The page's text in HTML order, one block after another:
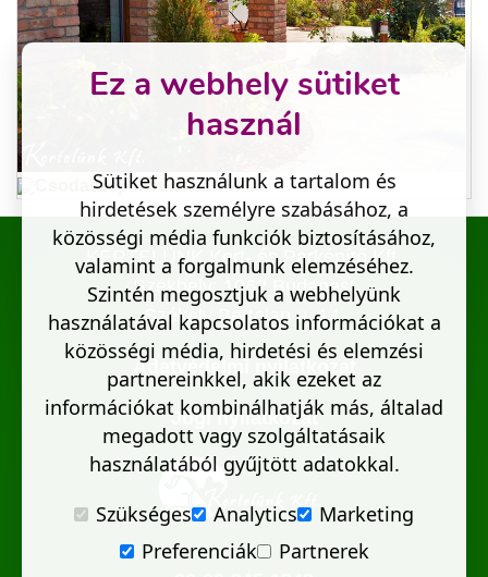
KERTELÜNK Kert- és Parképítő Kft.
Székhely: 1062 Budapest
Székely Bertalan u. 14.
Adatvédelmi nyilatkozat
Jogi nyilatkozat
Ez a webhely sütiket
használ
Sütiket használunk a tartalom és
hirdetések személyre szabásához, a
közösségi média funkciók biztosításához,
valamint a forgalmunk elemzéséhez.
Szintén megosztjuk a webhelyünk
használatával kapcsolatos információkat a
közösségi média, hirdetési és elemzési
partnereinkkel, akik ezeket az
információkat kombinálhatják más, általad
megadott vagy szolgáltatásaik
használatából gyűjtött adatokkal.
Szükséges
Analytics
Marketing
Preferenciák
Partnerek